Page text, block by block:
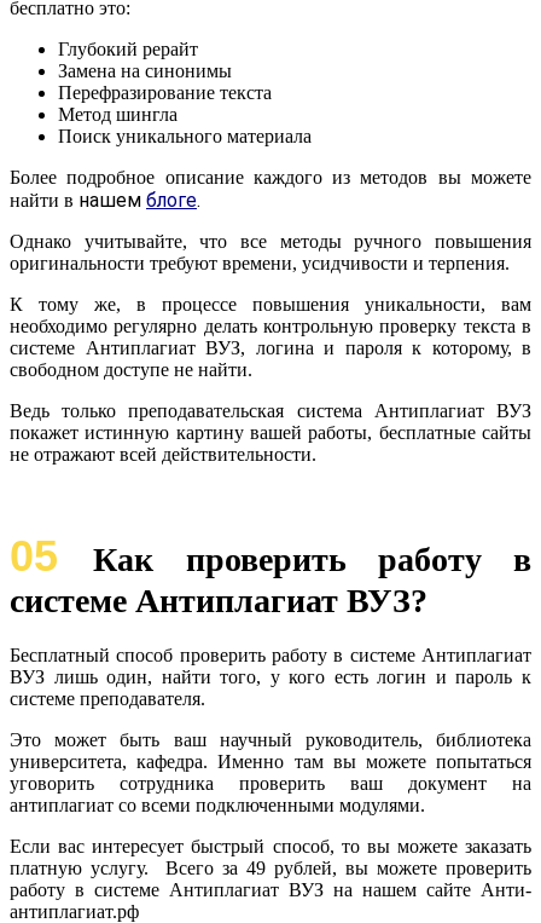
бесплатно это:
Глубокий рерайт
Замена на синонимы
Перефразирование текста
Метод шингла
Поиск уникального материала
Более подробное описание каждого из методов вы можете
найти в нашем блоге.
Однако учитывайте, что все методы ручного повышения
оригинальности требуют времени, усидчивости и терпения.
К тому же, в процессе повышения уникальности, вам
необходимо регулярно делать контрольную проверку текста в
системе Антиплагиат ВУЗ, логина и пароля к которому, в
свободном доступе не найти.
Ведь только преподавательская система Антиплагиат ВУЗ
покажет истинную картину вашей работы, бесплатные сайты
не отражают всей действительности.
05Как проверить работу в
системе Антиплагиат ВУЗ?
Бесплатный способ проверить работу в системе Антиплагиат
ВУЗ лишь один, найти того, у кого есть логин и пароль к
системе преподавателя.
Это может быть ваш научный руководитель, библиотека
университета, кафедра. Именно там вы можете попытаться
уговорить сотрудника проверить ваш документ на
антиплагиат со всеми подключенными модулями.
Если вас интересует быстрый способ, то вы можете заказать
платную услугу. Всего за 49 рублей, вы можете проверить
работу в системе Антиплагиат ВУЗ на нашем сайте Анти-
антиплагиат.рф